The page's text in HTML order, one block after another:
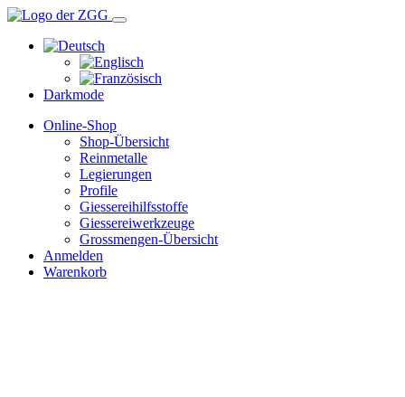
Darkmode
Online-Shop
Shop-Übersicht
Reinmetalle
Legierungen
Profile
Giessereihilfsstoffe
Giessereiwerkzeuge
Grossmengen-Übersicht
Anmelden
Warenkorb